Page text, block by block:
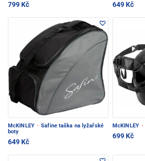
799 Kč 649 Kč
McKINLEY · Safine taška na lyžařské
boty
649 Kč
McKINLEY ·
699 Kč